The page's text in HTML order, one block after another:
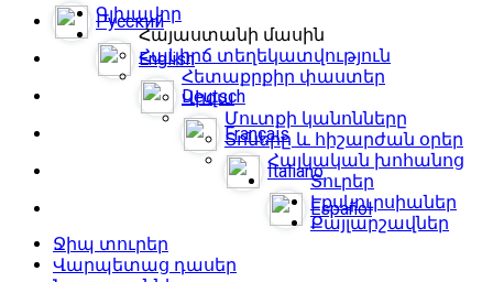
Русский
English
Deutsch
Français
Italiano
Español
Գլխավոր
Հայաստանի մասին
Հակիրճ տեղեկատվություն
Հետաքրքիր փաստեր
Վիզա
Մուտքի կանոնները
Տոները և հիշարժան օրեր
Հայկական խոհանոց
Տուրեր
Էքսկուրսիաներ
Քայլարշավներ
Ջիպ տուրեր
Վարպետաց դասեր